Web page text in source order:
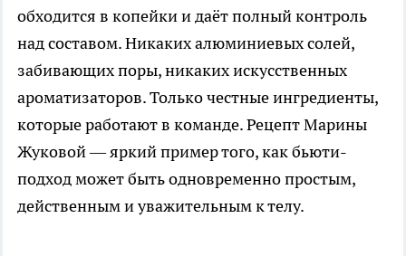
обходится в копейки и даёт полный контроль
над составом. Никаких алюминиевых солей,
забивающих поры, никаких искусственных
ароматизаторов. Только честные ингредиенты,
которые работают в команде. Рецепт Марины
Жуковой — яркий пример того, как бьюти-
подход может быть одновременно простым,
действенным и уважительным к телу.